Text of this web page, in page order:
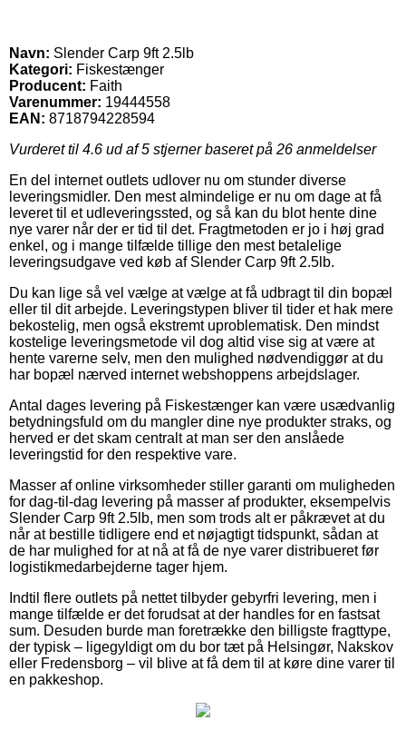
Navn: Slender Carp 9ft 2.5lb
Kategori: Fiskestænger
Producent: Faith
Varenummer: 19444558
EAN: 8718794228594
Vurderet til 4.6 ud af 5 stjerner baseret på 26 anmeldelser
En del internet outlets udlover nu om stunder diverse
leveringsmidler. Den mest almindelige er nu om dage at få
leveret til et udleveringssted, og så kan du blot hente dine
nye varer når der er tid til det. Fragtmetoden er jo i høj grad
enkel, og i mange tilfælde tillige den mest betalelige
leveringsudgave ved køb af Slender Carp 9ft 2.5lb.
Du kan lige så vel vælge at vælge at få udbragt til din bopæl
eller til dit arbejde. Leveringstypen bliver til tider et hak mere
bekostelig, men også ekstremt uproblematisk. Den mindst
kostelige leveringsmetode vil dog altid vise sig at være at
hente varerne selv, men den mulighed nødvendiggør at du
har bopæl nærved internet webshoppens arbejdslager.
Antal dages levering på Fiskestænger kan være usædvanlig
betydningsfuld om du mangler dine nye produkter straks, og
herved er det skam centralt at man ser den anslåede
leveringstid for den respektive vare.
Masser af online virksomheder stiller garanti om muligheden
for dag-til-dag levering på masser af produkter, eksempelvis
Slender Carp 9ft 2.5lb, men som trods alt er påkrævet at du
når at bestille tidligere end et nøjagtigt tidspunkt, sådan at
de har mulighed for at nå at få de nye varer distribueret før
logistikmedarbejderne tager hjem.
Indtil flere outlets på nettet tilbyder gebyrfri levering, men i
mange tilfælde er det forudsat at der handles for en fastsat
sum. Desuden burde man foretrække den billigste fragttype,
der typisk – ligegyldigt om du bor tæt på Helsingør, Nakskov
eller Fredensborg – vil blive at få dem til at køre dine varer til
en pakkeshop.